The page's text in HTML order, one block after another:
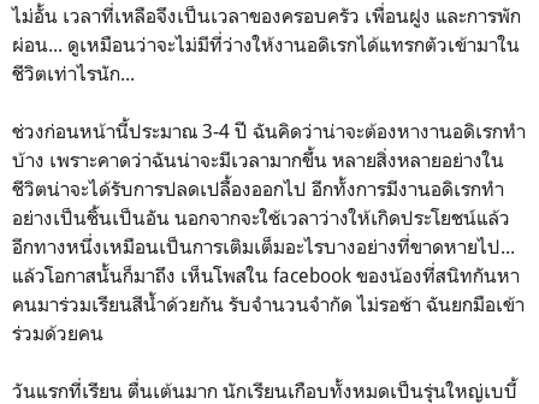
ไม่อั้น เวลาที่เหลือจึงเป็นเวลาของครอบครัว เพื่อนฝูง และการพัก
ผ่อน... ดูเหมือนว่าจะไม่มีที่ว่างให้งานอดิเรกได้แทรกตัวเข้ามาใน
ชีวิตเท่าไรนัก...
ช่วงก่อนหน้านี้ประมาณ 3-4 ปี ฉันคิดว่าน่าจะต้องหางานอดิเรกทำ
บ้าง เพราะคาดว่าฉันน่าจะมีเวลามากขึ้น หลายสิ่งหลายอย่างใน
ชีวิตน่าจะได้รับการปลดเปลื้องออกไป อีกทั้งการมีงานอดิเรกทำ
อย่างเป็นชิ้นเป็นอัน นอกจากจะใช้เวลาว่างให้เกิดประโยชน์แล้ว
อีกทางหนึ่งเหมือนเป็นการเติมเต็มอะไรบางอย่างที่ขาดหายไป...
แล้วโอกาสนั้นก็มาถึง เห็นโพสใน facebook ของน้องที่สนิทกันหา
คนมาร่วมเรียนสีน้ำด้วยกัน รับจำนวนจำกัด ไม่รอช้า ฉันยกมือเข้า
ร่วมด้วยคน
วันแรกที่เรียน ตื่นเต้นมาก นักเรียนเกือบทั้งหมดเป็นรุ่นใหญ่เบบี้